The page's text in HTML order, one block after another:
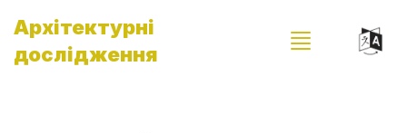
Архітектурні
дослідження